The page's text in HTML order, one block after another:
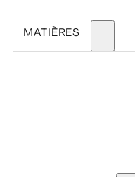
MATIÈRES